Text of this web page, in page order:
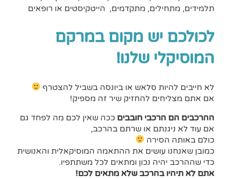
תלמידים, מתחילים, מתקדמים, הייטקיסטים או רופאים
לכולכם יש מקום במרקם
המוסיקלי שלנו!
לא חייבים להיות סלאש או ביונסה בשביל להצטרף
אם אתם מצליחים להחזיק שיר זה מספיק!
ההרכבים הם הרכבי חובבים ככה שאין לכם מה לפחד גם
אם עוד לא ניגנתם או שרתם בהרכב,
כולם באותה הסירה
כמובן שאנחנו עושים את ההתאמה המוסיקאלית והאנושית
כדי שההרכב יהיה נכון ומתאים לכל משתתפיו.
אתם לא תיהיו בהרכב שלא מתאים לכם!